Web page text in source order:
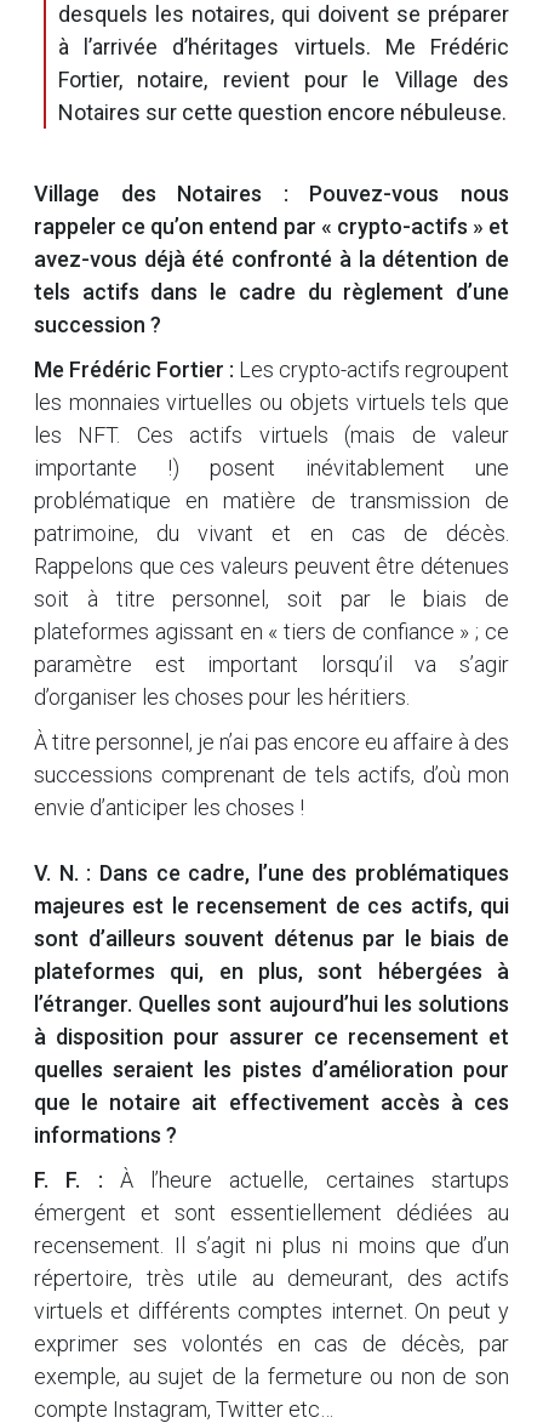
desquels les notaires, qui doivent se préparer
à l’arrivée d’héritages virtuels. Me Frédéric
Fortier, notaire, revient pour le Village des
Notaires sur cette question encore nébuleuse.
Village des Notaires : Pouvez-vous nous
rappeler ce qu’on entend par « crypto-actifs » et
avez-vous déjà été confronté à la détention de
tels actifs dans le cadre du règlement d’une
succession ?
Me Frédéric Fortier : Les crypto-actifs regroupent
les monnaies virtuelles ou objets virtuels tels que
les NFT. Ces actifs virtuels (mais de valeur
importante !) posent inévitablement une
problématique en matière de transmission de
patrimoine, du vivant et en cas de décès.
Rappelons que ces valeurs peuvent être détenues
soit à titre personnel, soit par le biais de
plateformes agissant en « tiers de confiance » ; ce
paramètre est important lorsqu’il va s’agir
d’organiser les choses pour les héritiers.
À titre personnel, je n’ai pas encore eu affaire à des
successions comprenant de tels actifs, d’où mon
envie d’anticiper les choses !
V. N. : Dans ce cadre, l’une des problématiques
majeures est le recensement de ces actifs, qui
sont d’ailleurs souvent détenus par le biais de
plateformes qui, en plus, sont hébergées à
l’étranger. Quelles sont aujourd’hui les solutions
à disposition pour assurer ce recensement et
quelles seraient les pistes d’amélioration pour
que le notaire ait effectivement accès à ces
informations ?
F. F. : À l’heure actuelle, certaines startups
émergent et sont essentiellement dédiées au
recensement. Il s’agit ni plus ni moins que d’un
répertoire, très utile au demeurant, des actifs
virtuels et différents comptes internet. On peut y
exprimer ses volontés en cas de décès, par
exemple, au sujet de la fermeture ou non de son
compte Instagram, Twitter etc…